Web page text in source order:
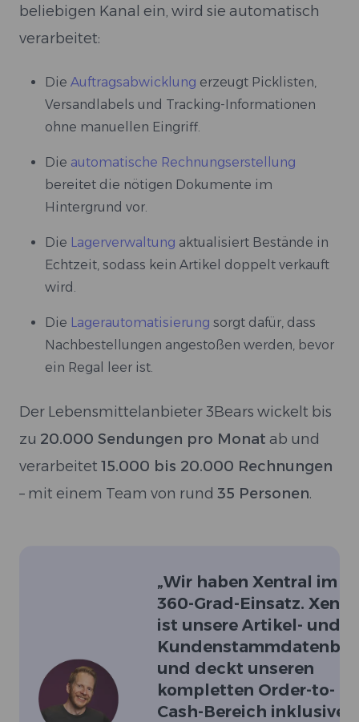
beliebigen Kanal ein, wird sie automatisch
verarbeitet:
Die Auftragsabwicklung erzeugt Picklisten,
Versandlabels und Tracking-Informationen
ohne manuellen Eingriff.
Die automatische Rechnungserstellung
bereitet die nötigen Dokumente im
Hintergrund vor.
Die Lagerverwaltung aktualisiert Bestände in
Echtzeit, sodass kein Artikel doppelt verkauft
wird.
Die Lagerautomatisierung sorgt dafür, dass
Nachbestellungen angestoßen werden, bevor
ein Regal leer ist.
Der Lebensmittelanbieter 3Bears wickelt bis
zu 20.000 Sendungen pro Monat ab und
verarbeitet 15.000 bis 20.000 Rechnungen
– mit einem Team von rund 35 Personen.
„Wir haben Xentral im
360-Grad-Einsatz.
ist unsere Artikel- und
und deckt unseren
kompletten Order-to-
Cash-Bereich inklusive